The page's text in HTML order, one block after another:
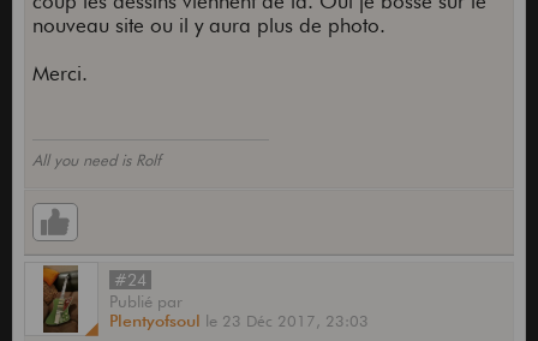
nouveau site ou il y aura plus de photo.
Merci.
All you need is Rolf
#24
Publié par
Plentyofsoul le 23 Déc 2017, 23:03